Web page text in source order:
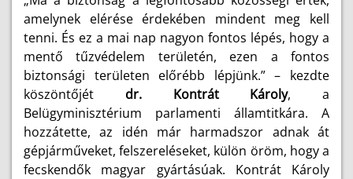
amelynek elérése érdekében mindent meg kell
tenni. És ez a mai nap nagyon fontos lépés, hogy a
mentő tűzvédelem területén, ezen a fontos
biztonsági területen előrébb lépjünk.” – kezdte
köszöntőjét dr. Kontrát Károly, a
Belügyminisztérium parlamenti államtitkára. A
hozzátette, az idén már harmadszor adnak át
gépjárműveket, felszereléseket, külön öröm, hogy a
fecskendők magyar gyártásúak. Kontrát Károly